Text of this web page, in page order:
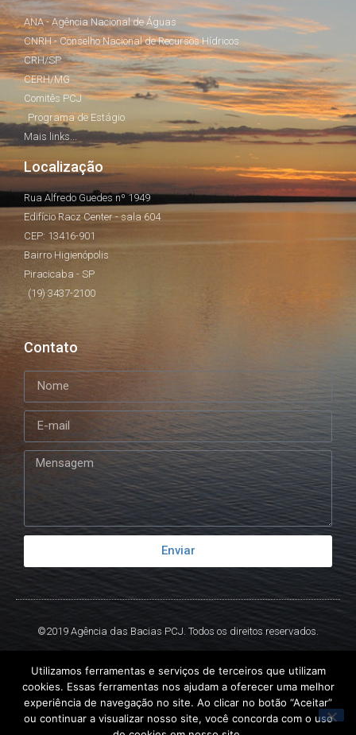
ANA - Agência Nacional de Águas
CNRH - Conselho Nacional de Recursos Hídricos
CRH/SP
CERH/MG
Comitês PCJ
Programa de Estágio
Mais links...
Localização
Rua Alfredo Guedes nº 1949
Edifício Racz Center - sala 604
CEP: 13416-901
Bairro Higienópolis
Piracicaba - SP
(19) 3437-2100
Contato
Enviar
©2019 Agência das Bacias PCJ. Todos os direitos reservados.
Utilizamos ferramentas e serviços de terceiros que utilizam
cookies. Essas ferramentas nos ajudam a oferecer uma melhor
experiência de navegação no site. Ao clicar no botão “Aceitar”
ou continuar a visualizar nosso site, você concorda com o uso